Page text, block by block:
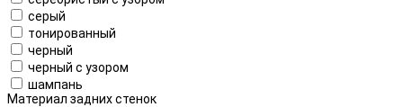
серый
тонированный
черный
черный с узором
шампань
Материал задних стенок